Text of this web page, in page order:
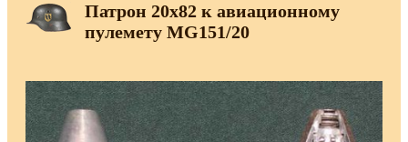
Патрон 20х82 к авиационному
пулемету MG151/20